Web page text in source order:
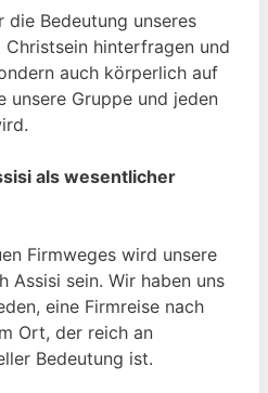
die Bedeutung unseres
hinterfragen und
auch körperlich auf
unsere Gruppe und jeden
als wesentlicher
Firmweges wird unsere
Assisi sein. Wir haben uns
eine Firmreise nach
Ort, der reich an
Bedeutung ist.